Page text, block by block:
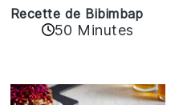
Recette de Bibimbap
50 Minutes